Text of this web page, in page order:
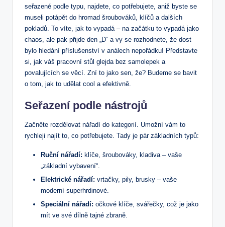
seřazené podle typu, najdete, co potřebujete, aniž byste se
museli potápět do hromad šroubováků, klíčů a dalších
pokladů. To víte, jak to vypadá – na začátku to vypadá jako
chaos, ale pak přijde den „D“ a vy se rozhodnete, že dost
bylo hledání příslušenství v análech nepořádku! Představte
si, jak váš pracovní stůl glejda bez samolepek a
povalujících se věcí. Zní to jako sen, že? Budeme se bavit
o tom, jak to udělat cool a efektivně.
Seřazení podle nástrojů
Začněte rozdělovat nářadí do kategorií. Umožní vám to
rychleji najít to, co potřebujete. Tady je pár základních typů:
Ruční nářadí: klíče, šroubováky, kladiva – vaše
„základní vybavení“.
Elektrické nářadí: vrtačky, pily, brusky – vaše
moderní superhrdinové.
Speciální nářadí: očkové klíče, svářečky, což je jako
mít ve své dílně tajné zbraně.